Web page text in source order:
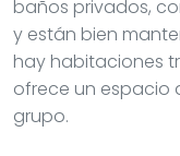
baños privados,
y están bien
hay habitaciones
ofrece un espacio
grupo.